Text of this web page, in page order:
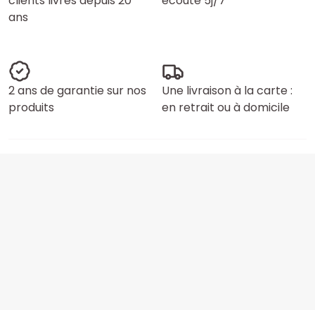
ans
2 ans de garantie sur nos
produits
Une livraison à la carte :
en retrait ou à domicile